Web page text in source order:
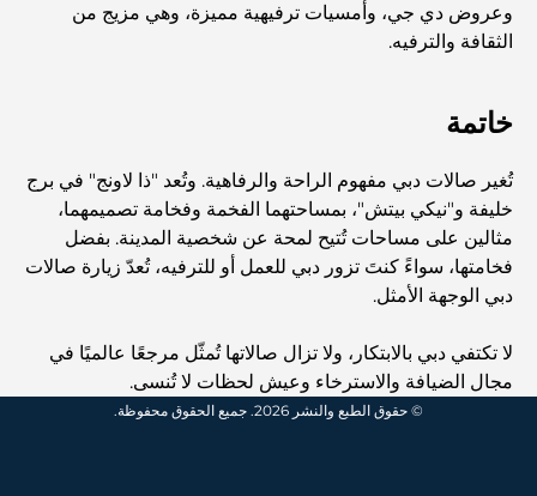
أغلى سيارات مرسيدس التي تم تصنيعها على الإطلاق
رحلة سفاري فاخرة ليلية في دبي: ملاذ فاخر
أغلى سيارات تسلا: الابتكار يلتقي بالأداء
مطاعم الوصل: أشهر أماكن تناول الطعام في دبي
وعروض دي جي، وأمسيات ترفيهية مميزة، وهي مزيج من
الثقافة والترفيه.
خاتمة
تُغير صالات دبي مفهوم الراحة والرفاهية. وتُعد "ذا لاونج" في برج
خليفة و"نيكي بيتش"، بمساحتهما الفخمة وفخامة تصميمهما،
مثالين على مساحات تُتيح لمحة عن شخصية المدينة. بفضل
فخامتها، سواءً كنتَ تزور دبي للعمل أو للترفيه، تُعدّ زيارة صالات
دبي الوجهة الأمثل.
لا تكتفي دبي بالابتكار، ولا تزال صالاتها تُمثّل مرجعًا عالميًا في
مجال الضيافة والاسترخاء وعيش لحظات لا تُنسى.
© حقوق الطبع والنشر 2026. جميع الحقوق محفوظة.